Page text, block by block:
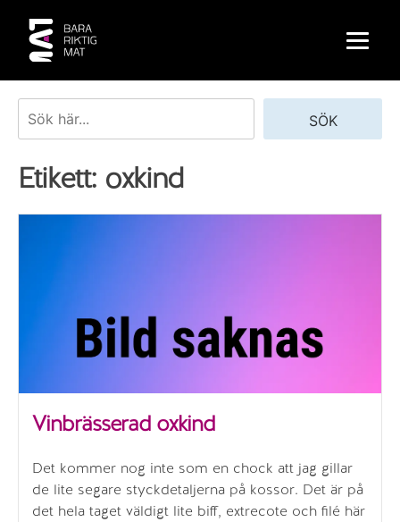
content
SÖK
Etikett: oxkind
Vinbrässerad oxkind
Det kommer nog inte som en chock att jag gillar
de lite segare styckdetaljerna på kossor. Det är på
det hela taget väldigt lite biff, extrecote och filé här